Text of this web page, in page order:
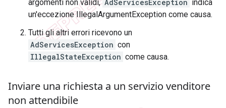
argomenti non validi, AdServicesException indica
un'eccezione IllegalArgumentException come causa.
Tutti gli altri errori ricevono un
AdServicesException con
IllegalStateException come causa.
Inviare una richiesta a un servizio venditore
non attendibile